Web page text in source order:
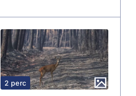
2 perc